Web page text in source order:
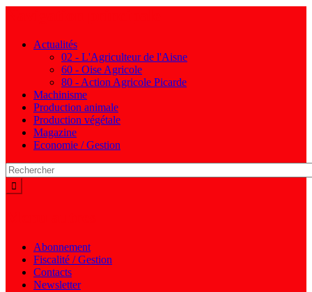
Actualités
02 - L'Agriculteur de l'Aisne
60 - Oise Agricole
80 - Action Agricole Picarde
Machinisme
Production animale
Production végétale
Magazine
Economie / Gestion
Abonnement
Fiscalité / Gestion
Contacts
Newsletter